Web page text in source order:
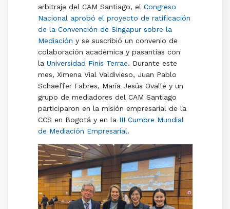
arbitraje del CAM Santiago, el Congreso
Nacional aprobó el proyecto de ratificación
de la Convención de Singapur sobre la
Mediación y se suscribió un convenio de
colaboración académica y pasantías con
la Universidad Finis Terrae. Durante este
mes, Ximena Vial Valdivieso, Juan Pablo
Schaeffer Fabres, María Jesús Ovalle y un
grupo de mediadores del CAM Santiago
participaron en la misión empresarial de la
CCS en Bogotá y en la III Cumbre Mundial
de Mediación Empresarial.